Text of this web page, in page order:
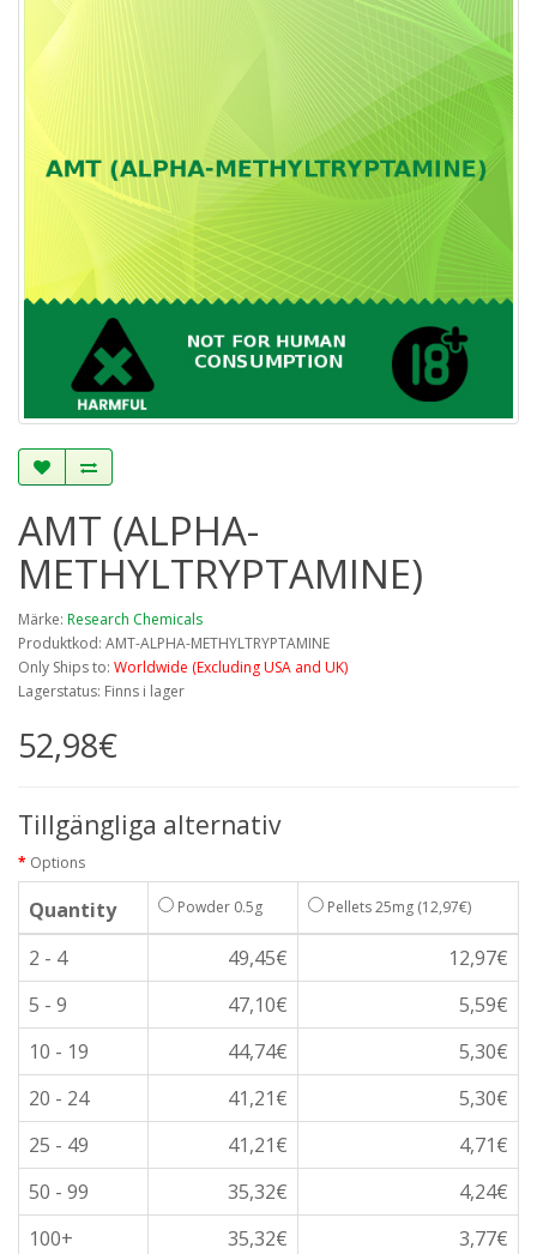
AMT (ALPHA-
METHYLTRYPTAMINE)
Märke: Research Chemicals
Produktkod: AMT-ALPHA-METHYLTRYPTAMINE
Only Ships to: Worldwide (Excluding USA and UK)
Lagerstatus: Finns i lager
52,98€
Tillgängliga alternativ
Options
Quantity Powder 0.5g Pellets 25mg (12,97€)
2 - 4 49,45€
12,97€
5 - 9
47,10€
5,59€
10 - 19
44,74€
5,30€
20 - 24
41,21€
5,30€
25 - 49
41,21€
4,71€
50 - 99
35,32€
4,24€
100+
35,32€ 3,77€